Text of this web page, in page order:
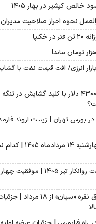
نحوه احراز صلاحیت
انرژی/ افت قیمت نفت با
پرواز طلا تا آستانه ۴۳۰۰ دلار با کلید
بورس تهران | زیست اروند
ترین‌های بورس
گزارش ماهانه صنعت روانکار
پذیره‌نویسی صندوق نقره «سیان»